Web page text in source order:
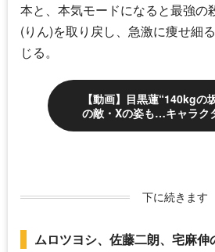
本と、本気モードになると最強の
(りん)を取り戻し、急激に痩せ細
じる。
【動画】目黒蓮“140kgの
の敵・Xの姿も…キャラク
下に続きます
ムロツヨシ、佐藤二朗、宅麻伸